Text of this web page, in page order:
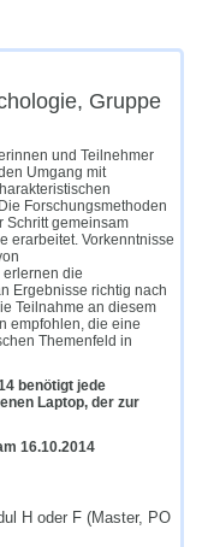
Gruppe
und Teilnehmer
Umgang mit
Forschungsmethoden
Schritt gemeinsam
erarbeitet. Vorkenntnisse
die
Ergebnisse richtig nach
Teilnahme an diesem
empfohlen, die eine
Themenfeld in
benötigt jede
Laptop, der zur
16.10.2014
H oder F (Master, PO